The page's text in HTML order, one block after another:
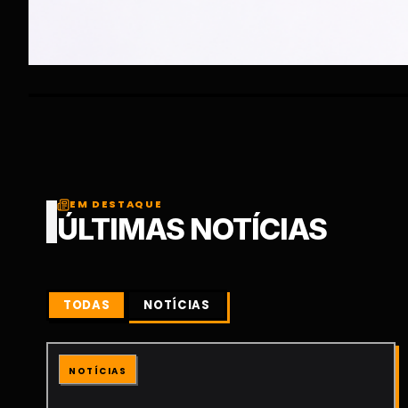
EM DESTAQUE
ÚLTIMAS NOTÍCIAS
TODAS NOTÍCIAS
NOTÍCIAS